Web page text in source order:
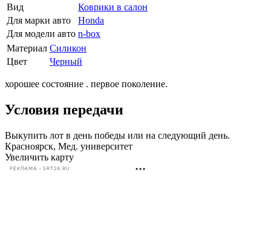
Вид
Коврики в салон
Для марки авто
Honda
Для модели авто n-box
Материал Силикон
Цвет
Черный
хорошее состояние . первое поколение.
Условия передачи
Выкупить лот в день победы или на следующий день.
Красноярск, Мед. университет
Увеличить карту
РЕКЛАМА • SRT24.RU